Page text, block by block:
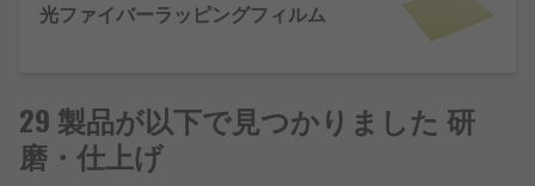
どのようなタイプの仕上げ及び研
仕上げキット - はんだ付け後のスチール、アル
ミニウム、黄銅、銅などの金属の研磨とバフ
光ファイバーラッピングフィルム
29 製品が以下で見つかりました 研
磨・仕上げ